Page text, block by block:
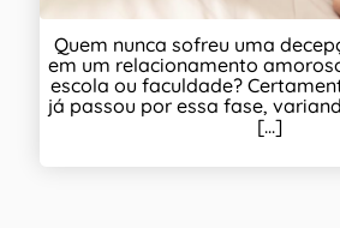
Quem nunca sofreu uma
em um relacionamento
escola ou faculdade?
já passou por essa fase,
[...]